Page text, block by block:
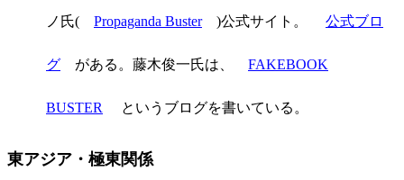
ノ氏( Propaganda Buster )公式サイト。 公式ブロ
グ がある。藤木俊一氏は、 FAKEBOOK
BUSTER というブログを書いている。
東アジア・極東関係